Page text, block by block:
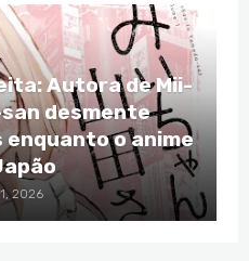
Autora de Mii-
desmente
o anime
2026